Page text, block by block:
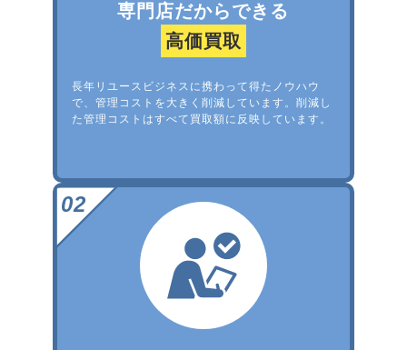
専門店だからできる
高価買取
長年リユースビジネスに携わって得たノウハウ
で、管理コストを大きく削減しています。削減し
た管理コストはすべて買取額に反映しています。